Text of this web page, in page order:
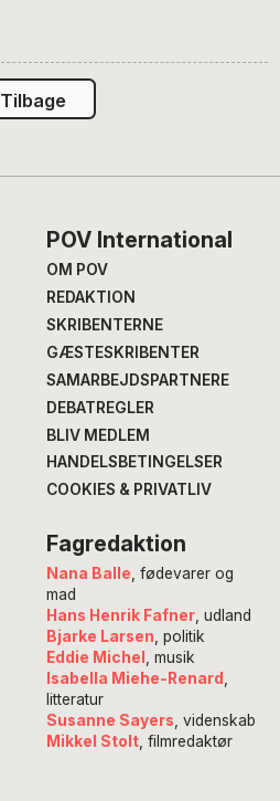
Tilbage
POV International
OM POV
REDAKTION
SKRIBENTERNE
GÆSTESKRIBENTER
SAMARBEJDSPARTNERE
DEBATREGLER
BLIV MEDLEM
HANDELSBETINGELSER
COOKIES & PRIVATLIV
Fagredaktion
Nana Balle , fødevarer og
mad
Hans Henrik Fafner, udland
Bjarke Larsen , politik
Eddie Michel
, musik
Isabella Miehe-Renard
litteratur
Susanne Sayers , videnskab
Mikkel Stolt, filmredaktør